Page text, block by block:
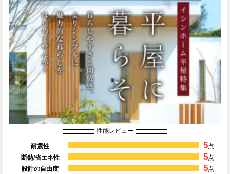
性能レビュー
耐震性 5点
断熱/省エネ性
5点
設計の自由度
5点